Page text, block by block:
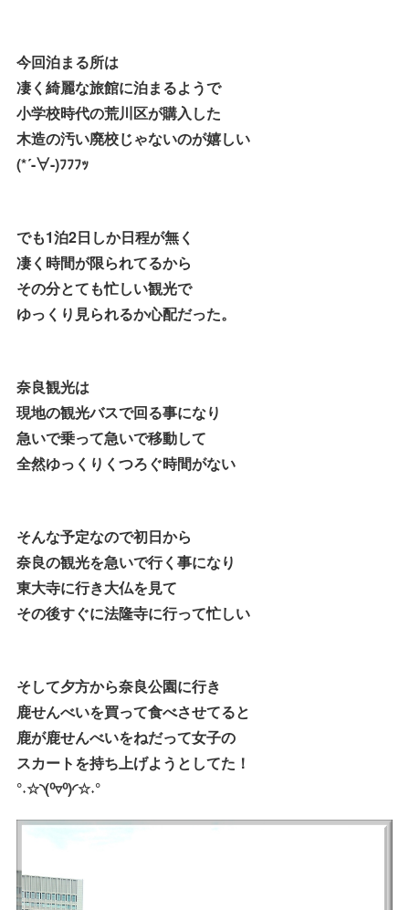
今回泊まる所は
凄く綺麗な旅館に泊まるようで
小学校時代の荒川区が購入した
木造の汚い廃校じゃないのが嬉しい
(*´-∀-)ﾌﾌﾌｯ
でも1泊2日しか日程が無く
凄く時間が限られてるから
その分とても忙しい観光で
ゆっくり見られるか心配だった。
奈良観光は
現地の観光バスで回る事になり
急いで乗って急いで移動して
全然ゆっくりくつろぐ時間がない
そんな予定なので初日から
奈良の観光を急いで行く事になり
東大寺に行き大仏を見て
その後すぐに法隆寺に行って忙しい
そして夕方から奈良公園に行き
鹿せんべいを買って食べさせてると
鹿が鹿せんべいをねだって女子の
スカートを持ち上げようとしてた！
°˖☆◝(⁰▿⁰)◜☆˖°